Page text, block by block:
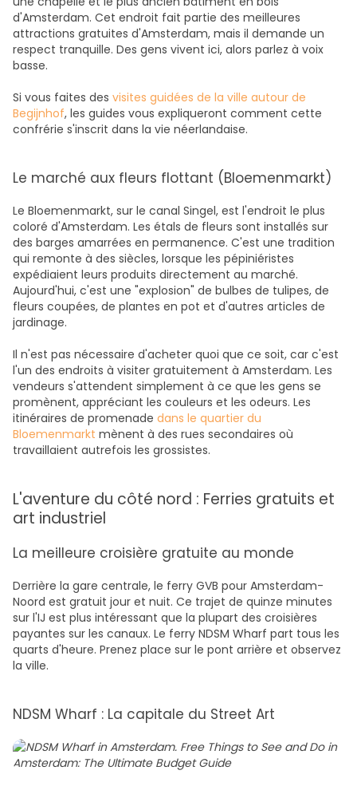
d'Amsterdam. Cet endroit fait partie des meilleures
attractions gratuites d'Amsterdam, mais il demande un
respect tranquille. Des gens vivent ici, alors parlez à voix
basse.
Si vous faites des visites guidées de la ville autour de
Begijnhof, les guides vous expliqueront comment cette
confrérie s'inscrit dans la vie néerlandaise.
Le marché aux fleurs flottant (Bloemenmarkt)
Le Bloemenmarkt, sur le canal Singel, est l'endroit le plus
coloré d'Amsterdam. Les étals de fleurs sont installés sur
des barges amarrées en permanence. C'est une tradition
qui remonte à des siècles, lorsque les pépiniéristes
expédiaient leurs produits directement au marché.
Aujourd'hui, c'est une "explosion" de bulbes de tulipes, de
fleurs coupées, de plantes en pot et d'autres articles de
jardinage.
Il n'est pas nécessaire d'acheter quoi que ce soit, car c'est
l'un des endroits à visiter gratuitement à Amsterdam. Les
vendeurs s'attendent simplement à ce que les gens se
promènent, appréciant les couleurs et les odeurs. Les
itinéraires de promenade dans le quartier du
Bloemenmarkt mènent à des rues secondaires où
travaillaient autrefois les grossistes.
L'aventure du côté nord : Ferries gratuits et
art industriel
La meilleure croisière gratuite au monde
Derrière la gare centrale, le ferry GVB pour Amsterdam-
Noord est gratuit jour et nuit. Ce trajet de quinze minutes
sur l'IJ est plus intéressant que la plupart des croisières
payantes sur les canaux. Le ferry NDSM Wharf part tous les
quarts d'heure. Prenez place sur le pont arrière et observez
la ville.
NDSM Wharf : La capitale du Street Art